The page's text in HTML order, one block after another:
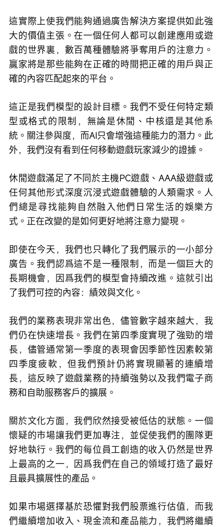
這實際上使我們能夠通過廣告解決方案提供如此強
大的價值主張。在一個任何人都可以創建應用或遊
戲的世界裏，數百萬種體驗將爭奪用戶的注意力。
贏家將是那些能夠在正確的時間把正確的用戶與正
確的內容匹配起來的平台。
這正是我們模型的設計目標。我們不受任何特定類
型或格式的限制，無論是休閒、中核還是其他系
統。關注參與度，而AI只會增強這種能力的潛力。此
外，我們沒有看到任何移動遊戲玩家減少的證據。
休閒遊戲滿足了不同於主機PC遊戲、AAA級遊戲或
任何其他形式深度沉浸式遊戲體驗的人類需求。人
們總是尋找能夠自然融入他們日常生活的娛樂方
式。正在改變的是如何更好地將注意力變現。
即使在今天，我們也只轉化了我們展示的一小部分
廣告。我們認爲這不是一種限制，而是一個巨大的
長期機會，因爲我們的模型會持續改進。這就引出
了我們可控的內容：績效與文化。
我們的業務表現非常出色，儘管數字越來越大，我
們仍在快速增長。我們在第四季度實現了強勁的增
長，儘管通常第一季度的表現會因季節性因素較第
四季度疲軟，但我們預計仍將實現顯著的連續增
長，這反映了遊戲業務的持續強勢以及我們電子商
務和自助服務客戶的擴展。
關於文化方面，我們欣然接受被低估的狀態。一個
懷疑的市場讓我們更加專注，並促使我們的團隊更
好地執行。我們的每位員工創造的收入仍然是世界
上最高的之一，因爲我們在自己的領域打造了最好
且最具擴展性的產品。
如果市場選擇基於恐懼對我們股票進行估值，而我
們繼續增加收入、現金流和產品能力，我們將繼續